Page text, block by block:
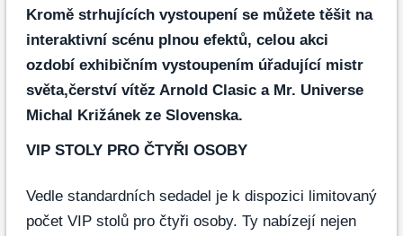
Kromě strhujících vystoupení se můžete těšit na
interaktivní scénu plnou efektů, celou akci
ozdobí exhibičním vystoupením úřadující mistr
světa,čerství vítěz Arnold Clasic a Mr. Universe
Michal Križánek ze Slovenska.
VIP STOLY PRO ČTYŘI OSOBY
Vedle standardních sedadel je k dispozici limitovaný
počet VIP stolů pro čtyři osoby. Ty nabízejí nejen